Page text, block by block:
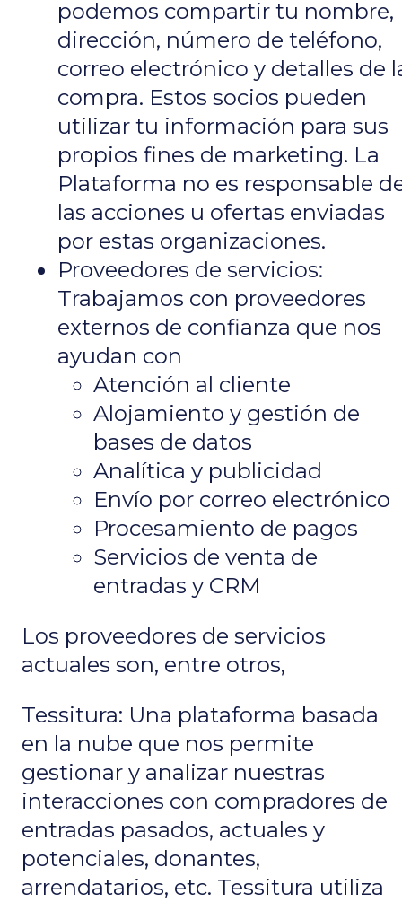
podemos compartir tu nombre,
dirección, número de teléfono,
correo electrónico y detalles de
compra. Estos socios pueden
utilizar tu información para sus
propios fines de marketing. La
Plataforma no es responsable
las acciones u ofertas enviadas
por estas organizaciones.
Proveedores de servicios:
Trabajamos con proveedores
externos de confianza que nos
ayudan con
Atención al cliente
Alojamiento y gestión de
bases de datos
Analítica y publicidad
Envío por correo electrónico
Procesamiento de pagos
Servicios de venta de
entradas y CRM
Los proveedores de servicios
actuales son, entre otros,
Tessitura: Una plataforma basada
en la nube que nos permite
gestionar y analizar nuestras
interacciones con compradores de
entradas pasados, actuales y
potenciales, donantes,
arrendatarios, etc. Tessitura utiliza